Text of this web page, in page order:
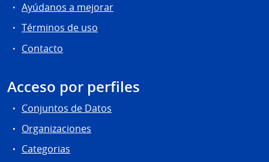
Ayúdanos a mejorar
Términos de uso
Contacto
Acceso por perfiles
Conjuntos de Datos
Organizaciones
Categorias